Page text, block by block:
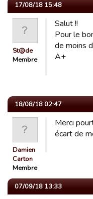
17/08/18 15:48
St@de
Membre
Salut !!
Pour le
de moins
A+
18/08/18 02:47
Damien
Carton
Membre
Merci
écart de
07/09/18 13:33